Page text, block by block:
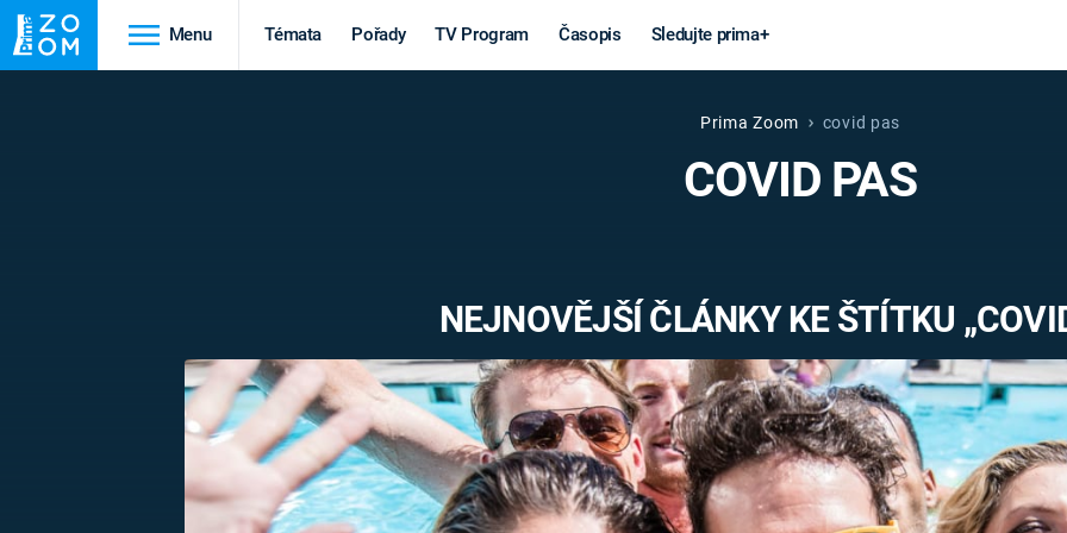
Menu Témata Pořady TV Program Časopis Sledujte prima+
STAROVĚKÝ EGYPT
Věda a
technika
MARS
VÁLEČNÉ
Výročí
Záhady a
Prima Zoom covid pas
COVID PAS
NEJNOVĚJŠÍ ČLÁNKY KE ŠTÍTKU